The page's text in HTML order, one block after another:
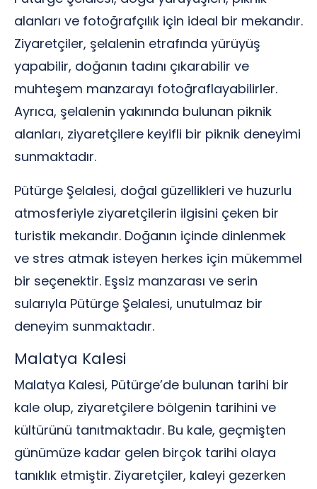
alanları ve fotoğrafçılık için ideal bir mekandır.
Ziyaretçiler, şelalenin etrafında yürüyüş
yapabilir, doğanın tadını çıkarabilir ve
muhteşem manzarayı fotoğraflayabilirler.
Ayrıca, şelalenin yakınında bulunan piknik
alanları, ziyaretçilere keyifli bir piknik deneyimi
sunmaktadır.
Pütürge Şelalesi, doğal güzellikleri ve huzurlu
atmosferiyle ziyaretçilerin ilgisini çeken bir
turistik mekandır. Doğanın içinde dinlenmek
ve stres atmak isteyen herkes için mükemmel
bir seçenektir. Eşsiz manzarası ve serin
sularıyla Pütürge Şelalesi, unutulmaz bir
deneyim sunmaktadır.
Malatya Kalesi
Malatya Kalesi, Pütürge’de bulunan tarihi bir
kale olup, ziyaretçilere bölgenin tarihini ve
kültürünü tanıtmaktadır. Bu kale, geçmişten
günümüze kadar gelen birçok tarihi olaya
tanıklık etmiştir. Ziyaretçiler, kaleyi gezerken